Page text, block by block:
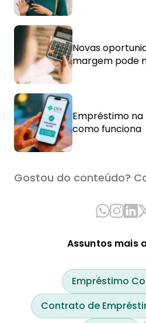
Novas
margem pode
Empréstimo
como funciona
Gostou do conteúdo?
Assuntos mais
Empréstimo
Contrato de